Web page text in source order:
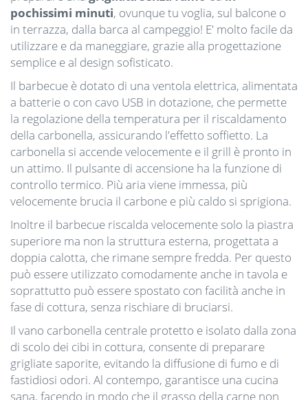
pochissimi minuti, ovunque tu voglia, sul balcone o
in terrazza, dalla barca al campeggio! E' molto facile da
utilizzare e da maneggiare, grazie alla progettazione
semplice e al design sofisticato.
Il barbecue è dotato di una ventola elettrica, alimentata
a batterie o con cavo USB in dotazione, che permette
la regolazione della temperatura per il riscaldamento
della carbonella, assicurando l'effetto soffietto. La
carbonella si accende velocemente e il grill è pronto in
un attimo. Il pulsante di accensione ha la funzione di
controllo termico. Più aria viene immessa, più
velocemente brucia il carbone e più caldo si sprigiona.
Inoltre il barbecue riscalda velocemente solo la piastra
superiore ma non la struttura esterna, progettata a
doppia calotta, che rimane sempre fredda. Per questo
può essere utilizzato comodamente anche in tavola e
soprattutto può essere spostato con facilità anche in
fase di cottura, senza rischiare di bruciarsi.
Il vano carbonella centrale protetto e isolato dalla zona
di scolo dei cibi in cottura, consente di preparare
grigliate saporite, evitando la diffusione di fumo e di
fastidiosi odori. Al contempo, garantisce una cucina
sana, facendo in modo che il grasso della carne non